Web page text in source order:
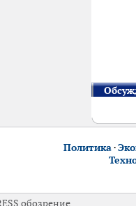
Политика·
обозрение